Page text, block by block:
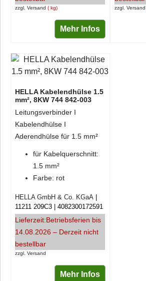
zzgl. Versand kg
Mehr Infos
zzgl. Versand
HELLA Kabelendhülse 1.5
mm², 8KW 744 842-003
Leitungsverbinder I
Kabelendhülse I
Aderendhülse für 1.5 mm²
für Kabelquerschnitt:
1.5 mm²
Farbe: rot
zzgl. Versand
HELLA GmbH & Co. KGaA
11211 209C3
4082300172591
Lieferzeit:Betriebsferien bis
14.08.2026 – Derzeit nicht
bestellbar
Mehr Infos